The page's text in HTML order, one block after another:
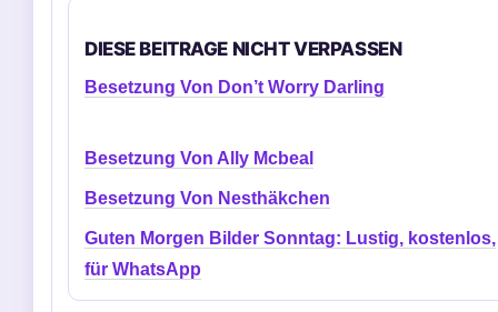
DIESE BEITRAGE NICHT VERPASSEN
Besetzung Von Don’t Worry Darling
Besetzung Von Ally Mcbeal
Besetzung Von Nesthäkchen
Guten Morgen Bilder Sonntag: Lustig, kostenlos,
für WhatsApp